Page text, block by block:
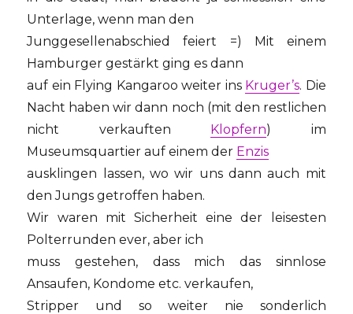
Unterlage, wenn man den
Junggesellenabschied feiert =) Mit einem
Hamburger gestärkt ging es dann
auf ein Flying Kangaroo weiter ins Kruger’s. Die
Nacht haben wir dann noch (mit den restlichen
nicht verkauften Klopfern) im
Museumsquartier auf einem der Enzis
ausklingen lassen, wo wir uns dann auch mit
den Jungs getroffen haben.
Wir waren mit Sicherheit eine der leisesten
Polterrunden ever, aber ich
muss gestehen, dass mich das sinnlose
Ansaufen, Kondome etc. verkaufen,
Stripper und so weiter nie sonderlich